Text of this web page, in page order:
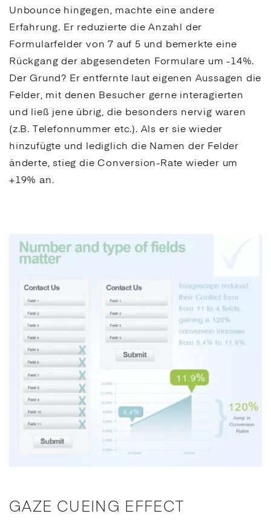
Unbounce hingegen, machte eine andere
Erfahrung. Er reduzierte die Anzahl der
Formularfelder von 7 auf 5 und bemerkte eine
Rückgang der abgesendeten Formulare um -14%.
Der Grund? Er entfernte laut eigenen Aussagen die
Felder, mit denen Besucher gerne interagierten
und ließ jene übrig, die besonders nervig waren
(z.B. Telefonnummer etc.). Als er sie wieder
hinzufügte und lediglich die Namen der Felder
änderte, stieg dieConversion-Rate wieder um
+19% an.
GAZE CUEING EFFECT